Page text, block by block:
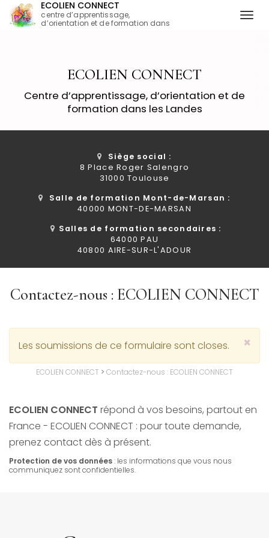
ECOLIEN CONNECT
centre d’apprentissage,
d’orientation et de formation dans
ECOLIEN CONNECT
Centre d’apprentissage, d’orientation et de
formation dans les Landes
Siège social :
8 Place Roger Salengro
31000 Toulouse
Salle de formation Mont-de-Marsan :
40000 MONT-DE-MARSAN
Salles de formation secondaires :
64000 PAU
40800 AIRE-SUR-L'ADOUR
Contactez-nous : ECOLIEN CONNECT
×
Message
Les soumissions de ce formulaire sont closes.
ECOLIEN CONNECT > Contactez-nous : ECOLIEN CONNECT
ECOLIEN CONNECT répond à vos besoins, partout en
France - ECOLIEN CONNECT : pour toute demande,
prenez contact dès à présent.
Protection de vos données: les informations que vous nous
communiquez sont confidentielles.